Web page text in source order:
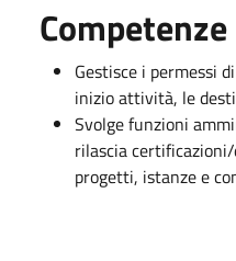
Competenze
Gestisce i permessi
inizio attività, le
Svolge funzioni
rilascia
progetti, istanze e